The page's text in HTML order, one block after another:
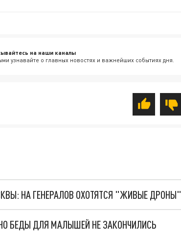
на наши каналы
узнавайте о главных новостях и важнейших событиях дня.
НА ГЕНЕРАЛОВ ОХОТЯТСЯ "ЖИВЫЕ ДРОНЫ"
БЕДЫ ДЛЯ МАЛЫШЕЙ НЕ ЗАКОНЧИЛИСЬ